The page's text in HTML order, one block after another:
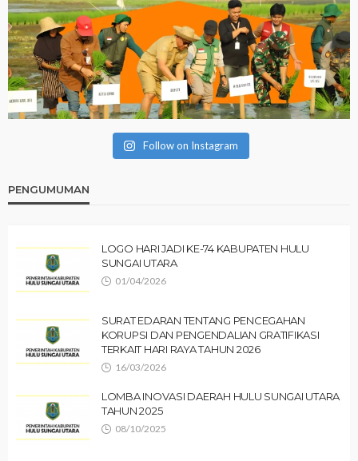
Follow on Instagram
PENGUMUMAN
LOGO HARI JADI KE-74 KABUPATEN HULU
SUNGAI UTARA
01/04/2026
SURAT EDARAN TENTANG PENCEGAHAN
KORUPSI DAN PENGENDALIAN GRATIFIKASI
TERKAIT HARI RAYA TAHUN 2026
16/03/2026
LOMBA INOVASI DAERAH HULU SUNGAI UTARA
TAHUN 2025
08/10/2025